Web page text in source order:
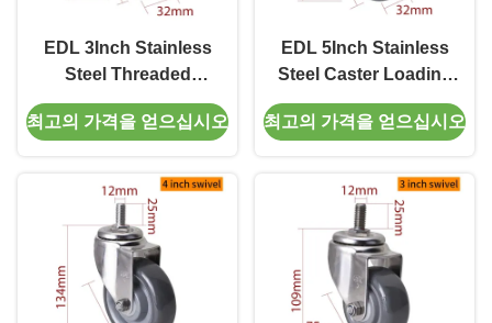
EDL 3Inch Stainless
Steel Threaded
Swivel/Brake Caster
Loading 150Kg
최고의 가격을 얻으십시오
EDL 5Inch Stainless
Steel Caster Loading
150Kg with TPU
Wheel Threaded
최고의 가격을 얻으십시오